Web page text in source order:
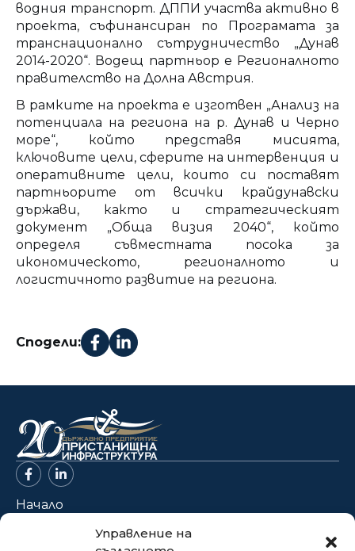
Управление на
водния транспорт. ДППИ участва активно в
проектa, съфинансиран по Програмата за
транснационално сътрудничество „Дунав
2014-2020“. Водещ партньор е Регионалното
правителство на Долна Австрия.
В рамките на проекта е изготвен „Анализ на
потенциала на региона на р. Дунав и Черно
море“, който представя мисията,
ключовите цели, сферите на интервенция и
оперативните цели, които си поставят
партньорите от всички крайдунавски
държави, както и стратегическият
документ „Обща визия 2040“, който
определя съвместната посока за
икономическото, регионалното и
логистичното развитие на региона.
Сподели:
Начало